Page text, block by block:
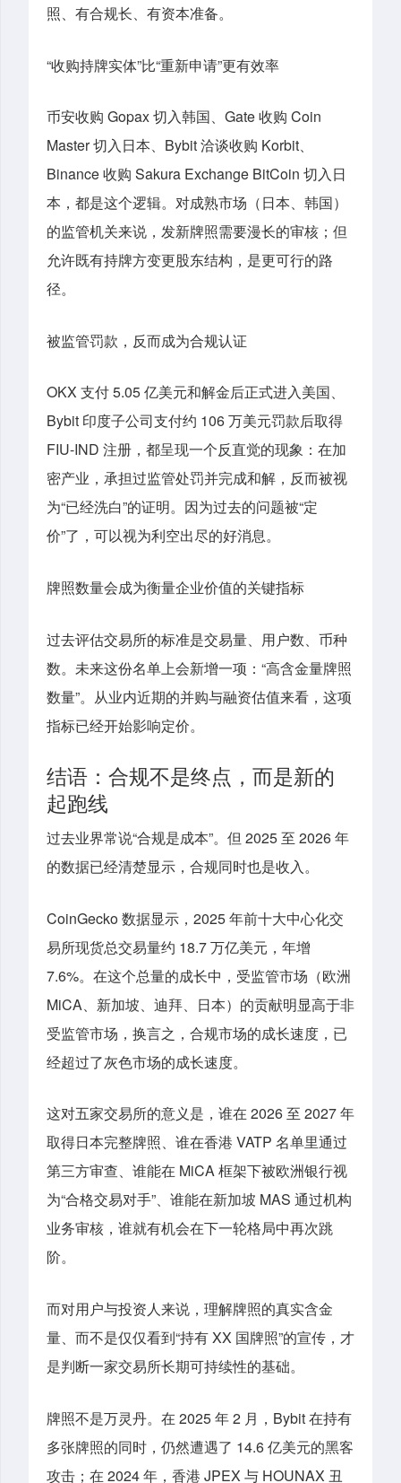
照、有合规长、有资本准备。
“收购持牌实体”比“重新申请”更有效率
币安收购 Gopax 切入韩国、Gate 收购 Coin
Master 切入日本、Bybit 洽谈收购 Korbit、
Binance 收购 Sakura Exchange BitCoin 切入日
本，都是这个逻辑。对成熟市场（日本、韩国）
的监管机关来说，发新牌照需要漫长的审核；但
允许既有持牌方变更股东结构，是更可行的路
径。
被监管罚款，反而成为合规认证
OKX 支付 5.05 亿美元和解金后正式进入美国、
Bybit 印度子公司支付约 106 万美元罚款后取得
FIU-IND 注册，都呈现一个反直觉的现象：在加
密产业，承担过监管处罚并完成和解，反而被视
为“已经洗白”的证明。因为过去的问题被“定
价”了，可以视为利空出尽的好消息。
牌照数量会成为衡量企业价值的关键指标
过去评估交易所的标准是交易量、用户数、币种
数。未来这份名单上会新增一项：“高含金量牌照
数量”。从业内近期的并购与融资估值来看，这项
指标已经开始影响定价。
结语：合规不是终点，而是新的
起跑线
过去业界常说“合规是成本”。但 2025 至 2026 年
的数据已经清楚显示，合规同时也是收入。
CoinGecko 数据显示，2025 年前十大中心化交
易所现货总交易量约 18.7 万亿美元，年增
7.6%。在这个总量的成长中，受监管市场（欧洲
MiCA、新加坡、迪拜、日本）的贡献明显高于非
受监管市场，换言之，合规市场的成长速度，已
经超过了灰色市场的成长速度。
这对五家交易所的意义是，谁在 2026 至 2027 年
取得日本完整牌照、谁在香港 VATP 名单里通过
第三方审查、谁能在 MiCA 框架下被欧洲银行视
为“合格交易对手”、谁能在新加坡 MAS 通过机构
业务审核，谁就有机会在下一轮格局中再次跳
阶。
而对用户与投资人来说，理解牌照的真实含金
量、而不是仅仅看到“持有 XX 国牌照”的宣传，才
是判断一家交易所长期可持续性的基础。
牌照不是万灵丹。在 2025 年 2 月，Bybit 在持有
多张牌照的同时，仍然遭遇了 14.6 亿美元的黑客
攻击；在 2024 年，香港 JPEX 与 HOUNAX 丑